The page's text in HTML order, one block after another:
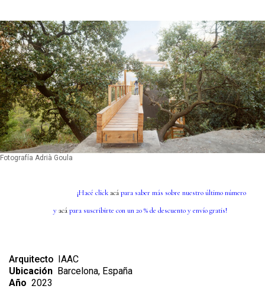
Fotografía Adrià Goula
¡Hacé clickacápara saber más sobre nuestro último número
yacápara suscribirte con un 20 % de descuento y envío gratis!
Arquitecto IAAC
Ubicación Barcelona, España
Año 2023